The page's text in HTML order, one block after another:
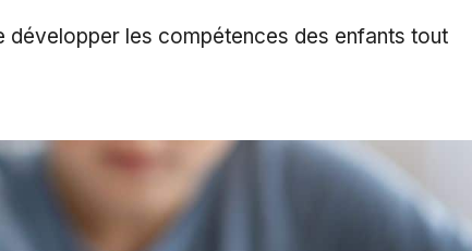
développer les compétences des enfants tout